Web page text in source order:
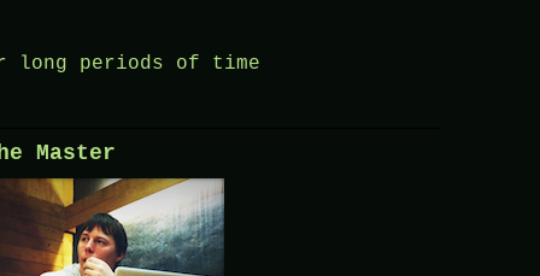
long periods of time
Master